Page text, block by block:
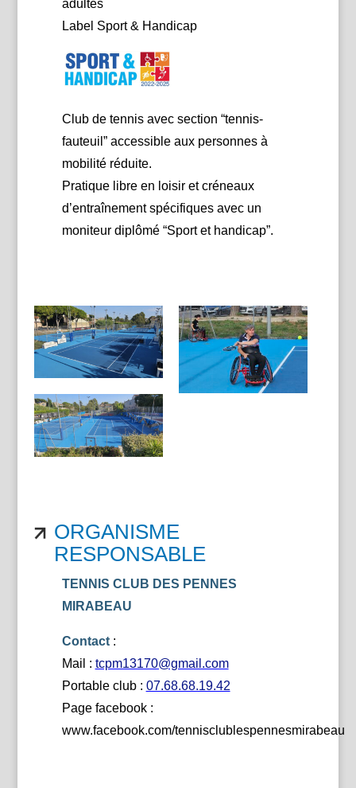
adultes
Label Sport & Handicap
Club de tennis avec section “tennis-
fauteuil” accessible aux personnes à
mobilité réduite.
Pratique libre en loisir et créneaux
d’entraînement spécifiques avec un
moniteur diplômé “Sport et handicap”.
ORGANISME
RESPONSABLE
TENNIS CLUB DES PENNES
MIRABEAU
Contact:
Mail : tcpm13170@gmail.com
Portable club : 07.68.68.19.42
Page facebook :
www.facebook.com/tennisclublespennesmirabeau